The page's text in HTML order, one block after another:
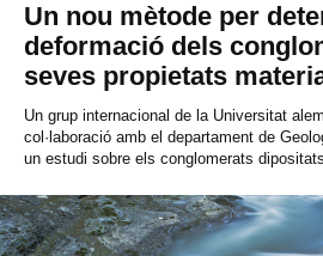
Un nou mètode per
deformació dels
seves propietats
Un grup internacional de la Universitat
col·laboració amb el departament de
un estudi sobre els conglomerats